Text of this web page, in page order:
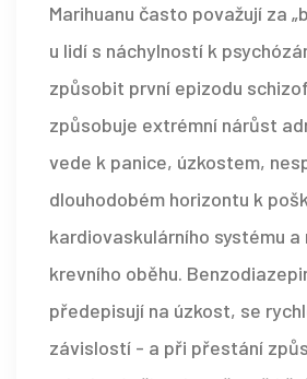
Marihuanu často považují za
u lidí s náchylností k
způsobit první epizodu
způsobuje extrémní nárůst
vede k panice, úzkostem,
dlouhodobém horizontu k
kardiovaskulárního systému a
krevního oběhu.
předepisují na úzkost, se
závislostí - a při přestání